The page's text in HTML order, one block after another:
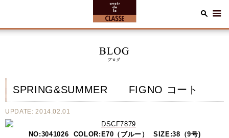
SPRING&SUMMER FIGNO コート
UPDATE: 2014.02.01
NO:3041026 COLOR:E70（ブルー） SIZE:38（9号)